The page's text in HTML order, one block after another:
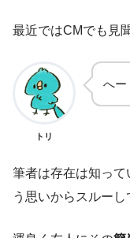
最近ではCMでも見
トリ
へー
筆者は存在は知って
う思いからスルーし